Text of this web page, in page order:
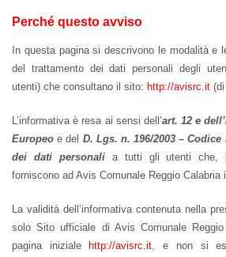
Perché questo avviso
In questa pagina si descrivono le modalità e
del trattamento dei dati personali degli
utenti) che consultano il sito: http://avisrc.it
L’informativa è resa ai sensi dell’art. 12 e
Europeo e del D. Lgs. n. 196/2003 –
dei dati personalia tutti gli utenti che,
forniscono ad Avis Comunale Reggio Calabria
La validità dell’informativa contenuta nella
solo Sito ufficiale di Avis Comunale
pagina iniziale
http://avisrc.it, e non si